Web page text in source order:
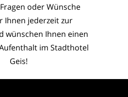
oder Wünsche
Ihnen jederzeit zur
wünschen Ihnen einen
im Stadthotel
Geis!